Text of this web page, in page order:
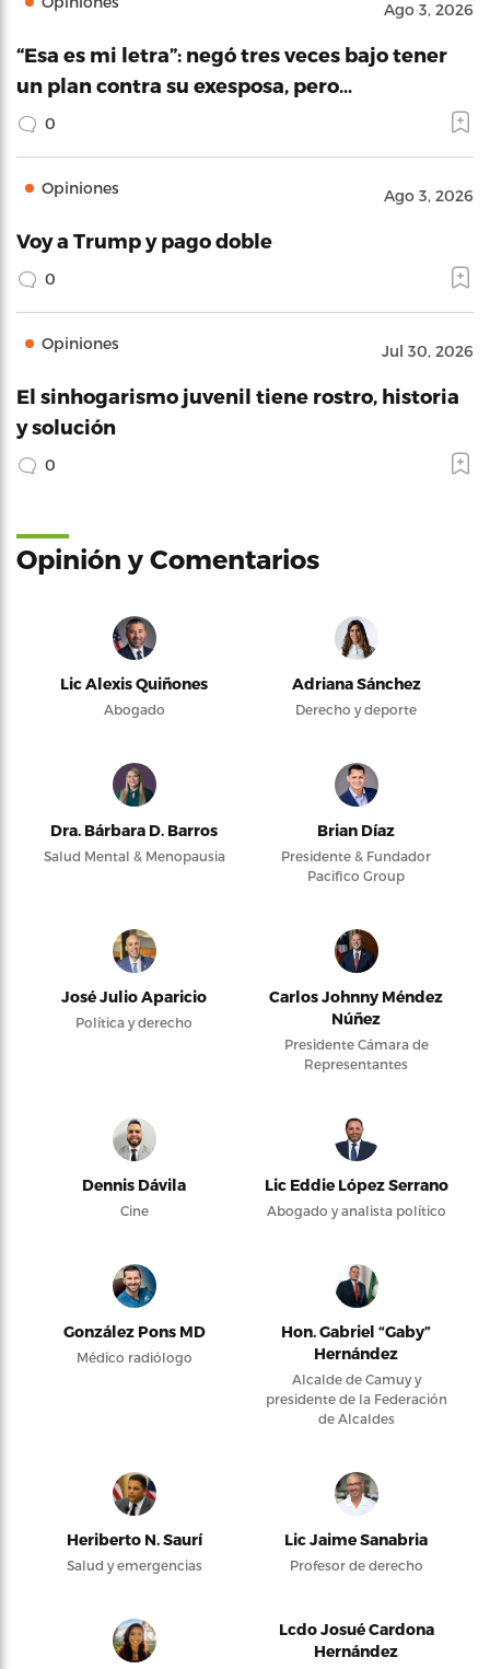
Ago 3, 2026
“Esa es mi letra”: negó tres veces bajo tener
un plan contra su exesposa, pero…
0
Opiniones Ago 3, 2026
Voy a Trump y pago doble
0
Opiniones Jul 30, 2026
El sinhogarismo juvenil tiene rostro, historia
y solución
0
Opinión y Comentarios
Lic Alexis Quiñones
Abogado
Adriana Sánchez
Derecho y deporte
Dra. Bárbara D. Barros
Salud Mental & Menopausia
Brian Díaz
Presidente & Fundador
Pacifico Group
José Julio Aparicio
Política y derecho
Carlos Johnny Méndez
Núñez
Presidente Cámara de
Representantes
Dennis Dávila
Cine
Lic Eddie López Serrano
Abogado y analista político
González Pons MD
Médico radiólogo
Hon. Gabriel “Gaby”
Hernández
Alcalde de Camuy y
presidente de la Federación
de Alcaldes
Heriberto N. Saurí
Salud y emergencias
Lic Jaime Sanabria
Profesor de derecho
Lcdo Josué Cardona
Hernández